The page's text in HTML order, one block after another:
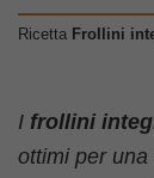
Ricetta Frollini
I frollini
ottimi per